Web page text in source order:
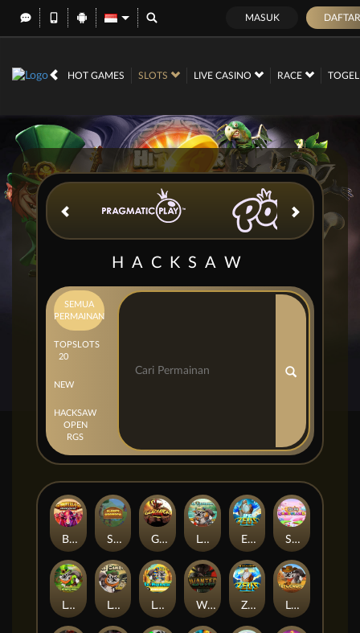
MASUK DAFTAR
HOT GAMES SLOTS LIVE CASINO RACE
IDR
HACKSAW
SEMUA
PERMAINAN
TOP
20
SLOTS
NEW
HACKSAW
OPEN
RGS
LE COWBOY
Le Fisherman Epic Ze Zeus
Ze Zeus
Le Bandit Wanted Dead or a Wild
Sticky Candyland
Le Prechaun
Gladiator Legends
Le Pharaoh
Buffalo Stack'n'Sync Sleepy Grandpa